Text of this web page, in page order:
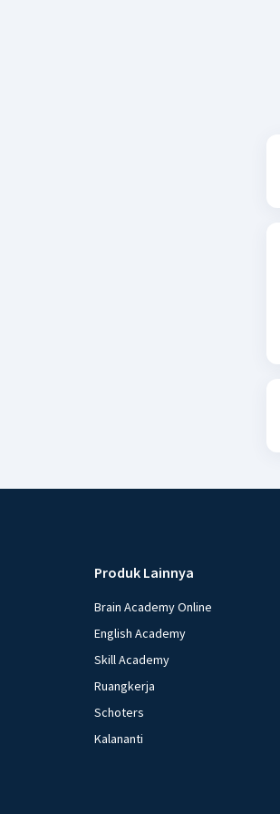
Produk Lainnya
Brain Academy Online
English Academy
Skill Academy
Ruangkerja
Schoters
Kalananti